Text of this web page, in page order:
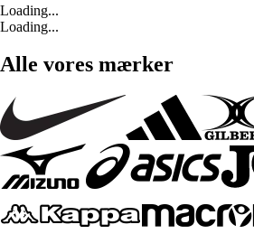
Loading...
Loading...
Alle vores mærker